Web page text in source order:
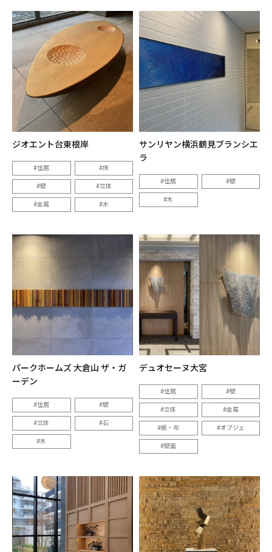
ジオエント台東根岸
住居 床
壁 立体
金属 木
サンリヤン横浜鶴見ブランシエ
ラ
住居 壁
木
パークホームズ 大倉山 ザ・ガ
ーデン
住居 壁
立体 石
木
デュオセーヌ大宮
住居 壁
立体 金属
紙・布 オブジェ
壁面